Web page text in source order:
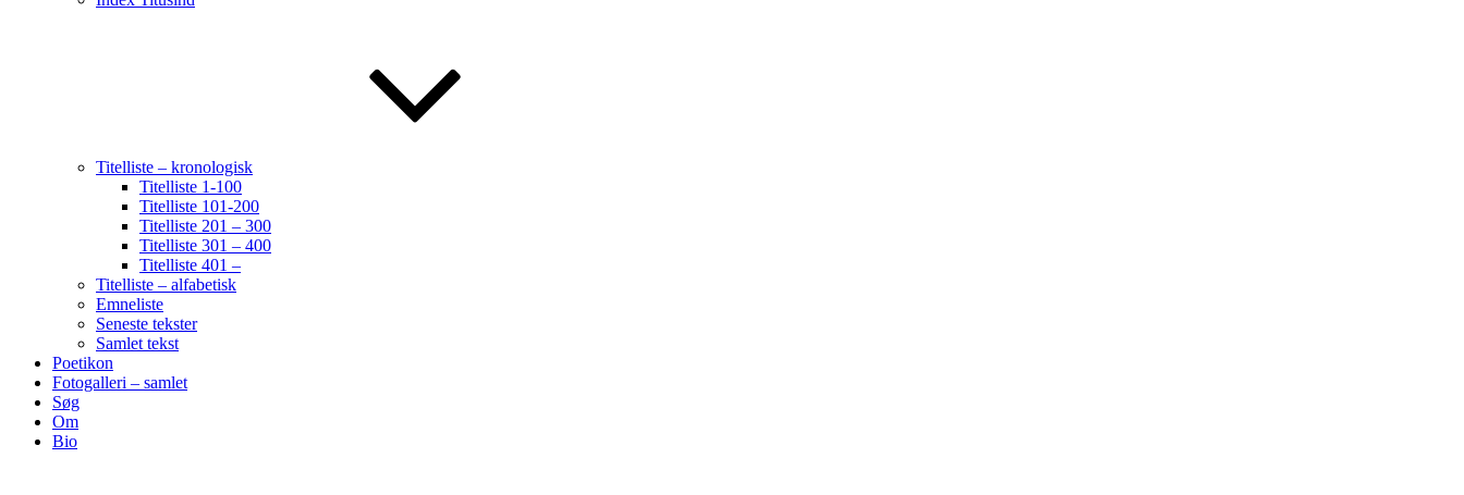
Titelliste – kronologisk
Titelliste 1-100
Titelliste 101-200
Titelliste 201 – 300
Titelliste 301 – 400
Titelliste 401 –
Titelliste – alfabetisk
Emneliste
Seneste tekster
Samlet tekst
Poetikon
Fotogalleri – samlet
Søg
Om
Bio